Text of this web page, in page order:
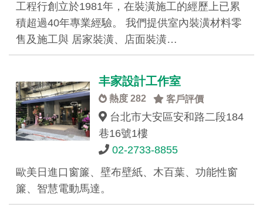
工程行創立於1981年，在裝潢施工的經歷上已累
積超過40年專業經驗。 我們提供室內裝潢材料零
售及施工與 居家裝潢、店面裝潢…
丰家設計工作室
熱度 282 客戶評價
台北市大安區安和路二段184
巷16號1樓
02-2733-8855
歐美日進口窗簾、壁布壁紙、木百葉、功能性窗
簾、智慧電動馬達。